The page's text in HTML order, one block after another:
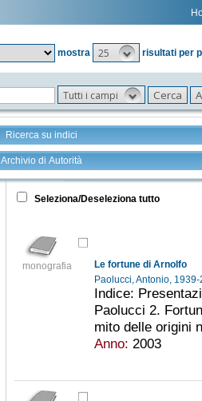
mostra
25 risultati per
Tutti i campi
Ricerca su indici
Archivio di Autorità
Tutto +
Seleziona/Deseleziona tutto
monografia
Le fortune di Arnolfo
Paolucci, Antonio,
Indice:
Paolucci 2.
mito delle origini
Anno: 2003